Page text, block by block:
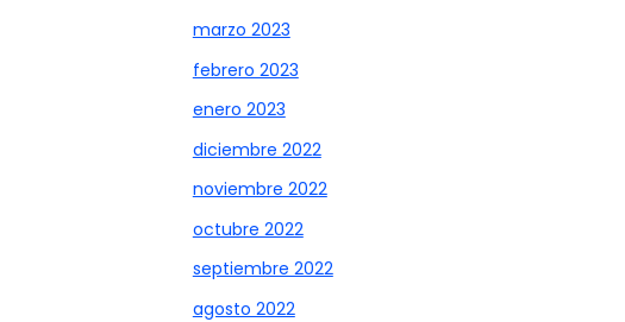
marzo 2023
febrero 2023
enero 2023
diciembre 2022
noviembre 2022
octubre 2022
septiembre 2022
agosto 2022